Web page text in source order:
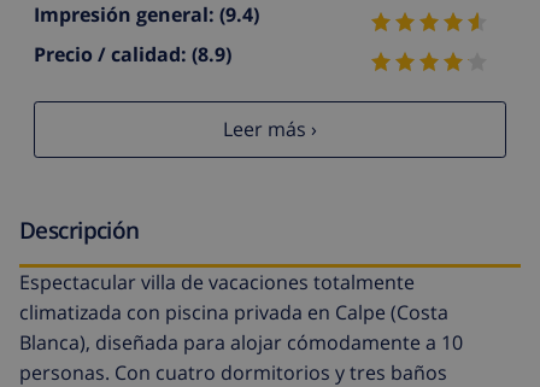
Impresión general: (9.4)
Precio / calidad: (8.9)
Leer más ›
Descripción
Espectacular villa de vacaciones totalmente
climatizada con piscina privada en Calpe (Costa
Blanca), diseñada para alojar cómodamente a 10
personas. Con cuatro dormitorios y tres baños